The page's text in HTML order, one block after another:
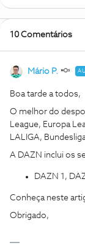
10 Comentários
Mário P.
Boa tarde a todos,
O melhor do
League, Europa
LALIGA,
A DAZN inclui os
DAZN 1,
Conheça neste
Obrigado,